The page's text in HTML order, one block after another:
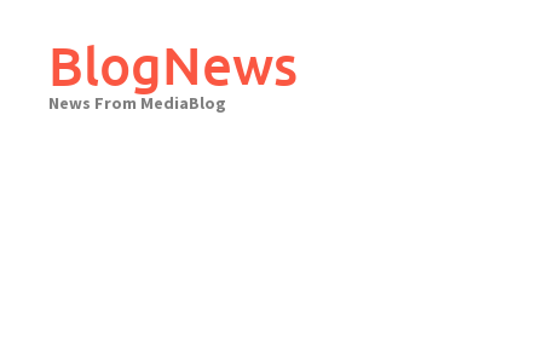
contentBlogNews
News From MediaBlog